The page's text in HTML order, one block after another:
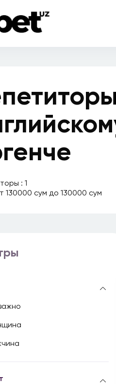
: 1
130000 сум до 130000 сум